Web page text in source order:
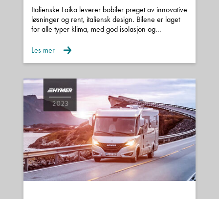
Italienske Laika leverer bobiler preget av innovative
løsninger og rent, italiensk design. Bilene er laget
for alle typer klima, med god isolasjon og...
Les mer